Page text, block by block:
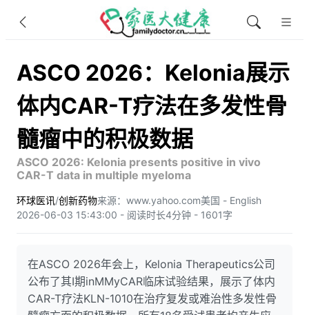
ASCO 2026：Kelonia展示
体内CAR-T疗法在多发性骨
髓瘤中的积极数据
ASCO 2026: Kelonia presents positive in vivo
CAR-T data in multiple myeloma
环球医讯/创新药物来源：www.yahoo.com美国 - English
2026-06-03 15:43:00 - 阅读时长4分钟 - 1601字
在ASCO 2026年会上，Kelonia Therapeutics公司
公布了其I期inMMyCAR临床试验结果，展示了体内
CAR-T疗法KLN-1010在治疗复发或难治性多发性骨